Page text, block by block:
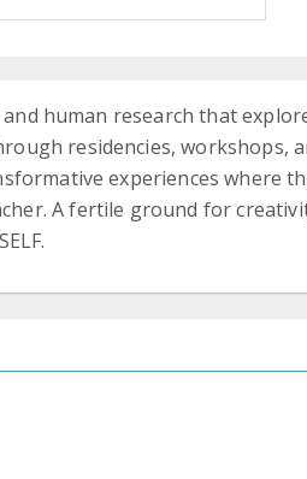
human research that
residencies, workshops,
experiences where
A fertile ground for